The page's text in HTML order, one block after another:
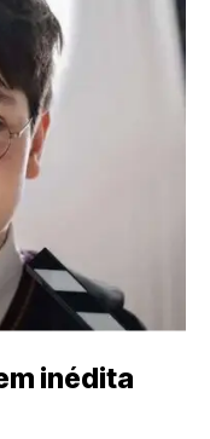
inédita